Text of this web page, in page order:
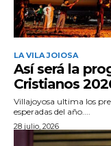
LA VILA JOIOSA
Así será la
Cristianos
Villajoyosa ultima los
esperadas del año....
28 julio, 2026